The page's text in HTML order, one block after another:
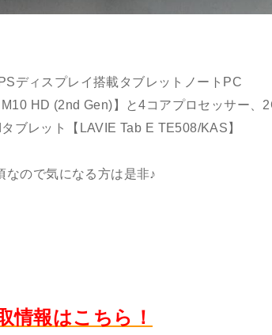
ディスプレイ搭載タブレットノートPC
M10 HD (2nd Gen)】と4コアプロセッサー
ブレット【LAVIE Tab E TE508/KAS】
なので気になる方は是非♪
情報はこちら！